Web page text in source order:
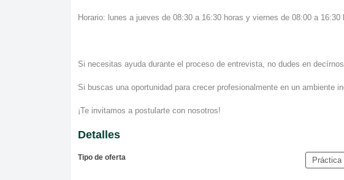
Horario: lunes a jueves de 08:30 a 16:30 horas y viernes de 08:00 a 16:30
Si necesitas ayuda durante el proceso de entrevista, no dudes en
Si buscas una oportunidad para crecer profesionalmente en un ambiente
¡Te invitamos a postularte con nosotros!
Detalles
Tipo de oferta Práctica